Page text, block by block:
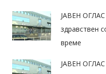
ЈАВЕН
здравствен
време
ЈАВЕН